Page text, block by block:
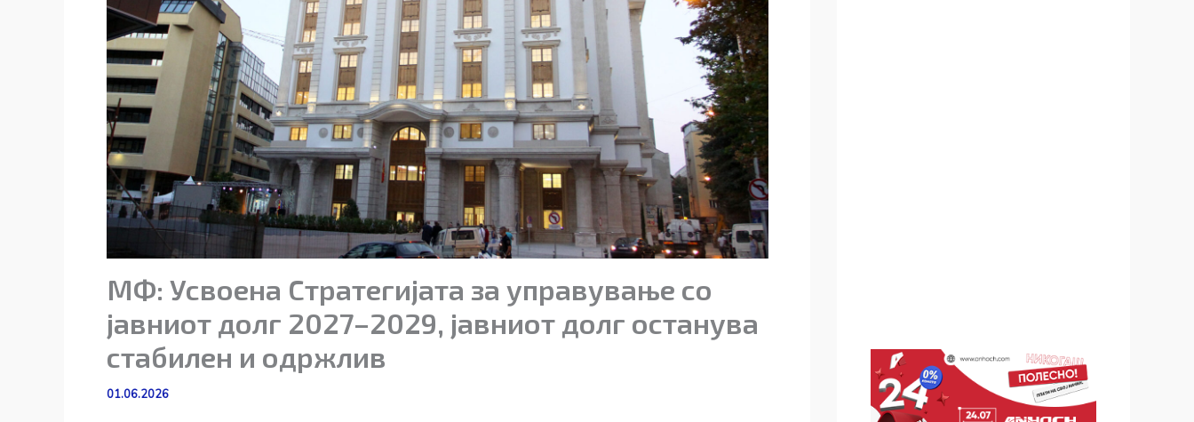
МФ: Усвоена Стратегијата за управување со
јавниот долг 2027–2029, јавниот долг останува
стабилен и одржлив
01.06.2026